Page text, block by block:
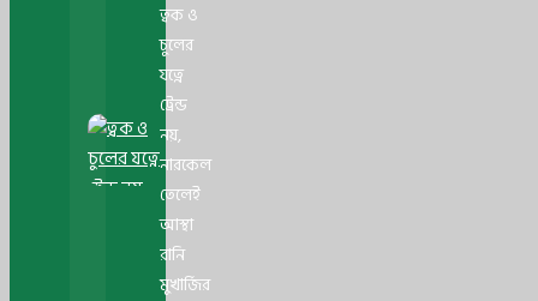
ত্বক ও
চুলের
যত্নে
ট্রেন্ড
নয়,
নারকেল
তেলেই
আস্থা
রানি
মুখার্জির